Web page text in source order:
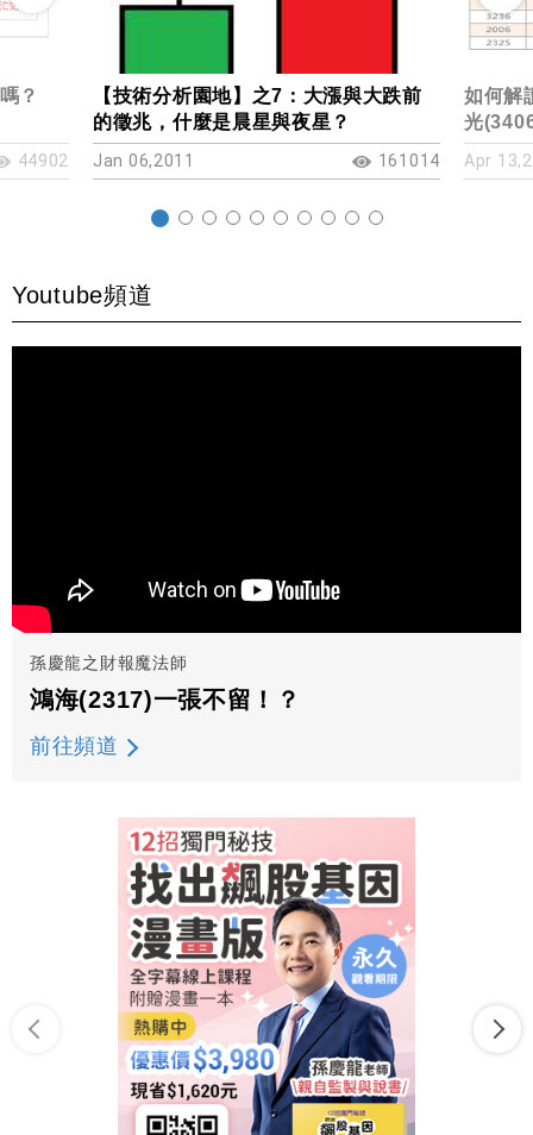
？
44902
【技術分析園地】之7：大漲與大跌前
的徵兆，什麼是晨星與夜星？
Jan 06,2011 161014
如何解
光
Apr
Youtube頻道
孫慶龍之財報魔法師
鴻海(2317)一張不留！？
前往頻道